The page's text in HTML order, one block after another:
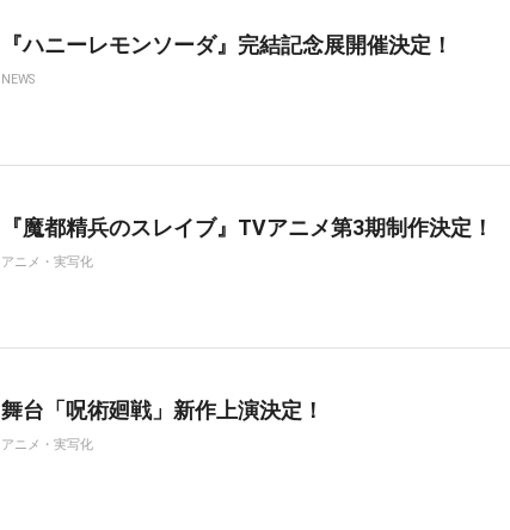
『ハニーレモンソーダ』完結記念展開催決定！
NEWS
『魔都精兵のスレイブ』TVアニメ第3期制作決定！
アニメ・実写化
舞台「呪術廻戦」新作上演決定！
アニメ・実写化